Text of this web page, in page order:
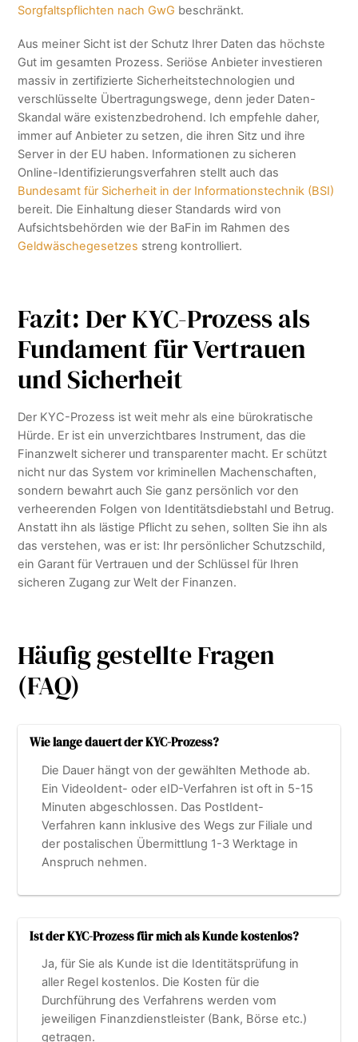
Sorgfaltspflichten nach GwG beschränkt.
Aus meiner Sicht ist der Schutz Ihrer Daten das höchste
Gut im gesamten Prozess. Seriöse Anbieter investieren
massiv in zertifizierte Sicherheitstechnologien und
verschlüsselte Übertragungswege, denn jeder Daten-
Skandal wäre existenzbedrohend. Ich empfehle daher,
immer auf Anbieter zu setzen, die ihren Sitz und ihre
Server in der EU haben. Informationen zu sicheren
Online-Identifizierungsverfahren stellt auch das
Bundesamt für Sicherheit in der Informationstechnik (BSI)
bereit. Die Einhaltung dieser Standards wird von
Aufsichtsbehörden wie der BaFin im Rahmen des
Geldwäschegesetzes streng kontrolliert.
Fazit: Der KYC-Prozess als
Fundament für Vertrauen
und Sicherheit
Der KYC-Prozess ist weit mehr als eine bürokratische
Hürde. Er ist ein unverzichtbares Instrument, das die
Finanzwelt sicherer und transparenter macht. Er schützt
nicht nur das System vor kriminellen Machenschaften,
sondern bewahrt auch Sie ganz persönlich vor den
verheerenden Folgen von Identitätsdiebstahl und Betrug.
Anstatt ihn als lästige Pflicht zu sehen, sollten Sie ihn als
das verstehen, was er ist: Ihr persönlicher Schutzschild,
ein Garant für Vertrauen und der Schlüssel für Ihren
sicheren Zugang zur Welt der Finanzen.
Häufig gestellte Fragen
(FAQ)
Wie lange dauert der KYC-Prozess?
Die Dauer hängt von der gewählten Methode ab.
Ein VideoIdent- oder eID-Verfahren ist oft in 5-15
Minuten abgeschlossen. Das PostIdent-
Verfahren kann inklusive des Wegs zur Filiale und
der postalischen Übermittlung 1-3 Werktage in
Anspruch nehmen.
Ist der KYC-Prozess für mich als Kunde kostenlos?
Ja, für Sie als Kunde ist die Identitätsprüfung in
aller Regel kostenlos. Die Kosten für die
Durchführung des Verfahrens werden vom
jeweiligen Finanzdienstleister (Bank, Börse etc.)
getragen.